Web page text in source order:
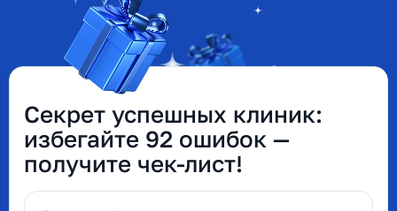
Секрет успешных клиник:
избегайте 92 ошибок —
получите чек-лист!